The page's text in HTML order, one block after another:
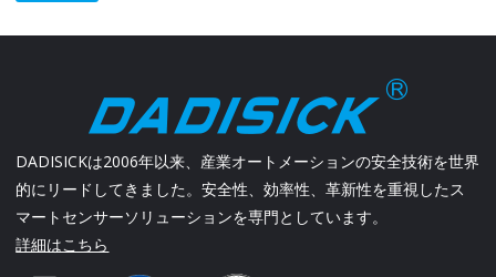
DADISICKは2006年以来、産業オートメーションの安全技術を世界
的にリードしてきました。安全性、効率性、革新性を重視したス
マートセンサーソリューションを専門としています。
詳細はこちら